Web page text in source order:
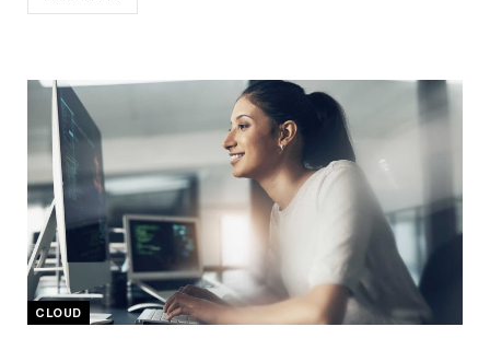
CLOUD